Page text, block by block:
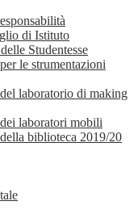
di Istituto
Studentesse
le strumentazioni
laboratorio di making
laboratori mobili
biblioteca 2019/20